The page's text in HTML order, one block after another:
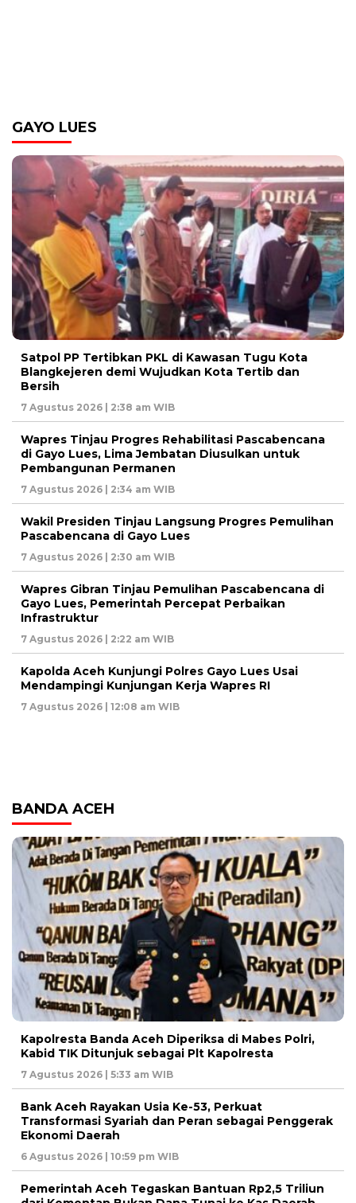
GAYO LUES
Satpol PP Tertibkan PKL di Kawasan Tugu Kota
Blangkejeren demi Wujudkan Kota Tertib dan
Bersih
7 Agustus 2026 | 2:38 am WIB
Wapres Tinjau Progres Rehabilitasi Pascabencana
di Gayo Lues, Lima Jembatan Diusulkan untuk
Pembangunan Permanen
7 Agustus 2026 | 2:34 am WIB
Wakil Presiden Tinjau Langsung Progres Pemulihan
Pascabencana di Gayo Lues
7 Agustus 2026 | 2:30 am WIB
Wapres Gibran Tinjau Pemulihan Pascabencana di
Gayo Lues, Pemerintah Percepat Perbaikan
Infrastruktur
7 Agustus 2026 | 2:22 am WIB
Kapolda Aceh Kunjungi Polres Gayo Lues Usai
Mendampingi Kunjungan Kerja Wapres RI
7 Agustus 2026 | 12:08 am WIB
BANDA ACEH
Kapolresta Banda Aceh Diperiksa di Mabes Polri,
Kabid TIK Ditunjuk sebagai Plt Kapolresta
7 Agustus 2026 | 5:33 am WIB
Bank Aceh Rayakan Usia Ke-53, Perkuat
Transformasi Syariah dan Peran sebagai Penggerak
Ekonomi Daerah
6 Agustus 2026 | 10:59 pm WIB
Pemerintah Aceh Tegaskan Bantuan Rp2,5 Triliun